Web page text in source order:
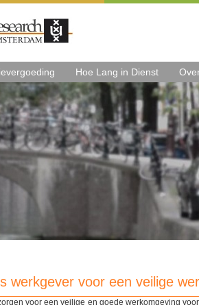
Hoe Lang in Dienst
werkgever voor een veilige
voor een veilige en goede werkomgeving